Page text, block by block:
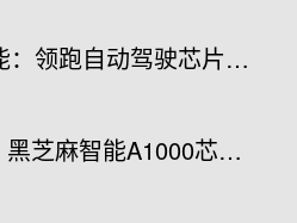
黑芝麻智能：领跑自动驾驶芯片赛道，开启港股IPO新篇章
直播预告 | 黑芝麻智能A1000芯片基础软件开发在线研讨会